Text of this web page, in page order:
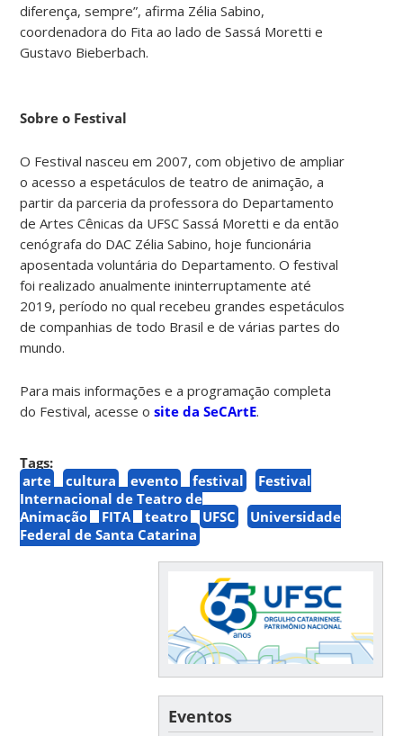
diferença, sempre”, afirma Zélia Sabino,
coordenadora do Fita ao lado de Sassá Moretti e
Gustavo Bieberbach.
Sobre o Festival
O Festival nasceu em 2007, com objetivo de ampliar
o acesso a espetáculos de teatro de animação, a
partir da parceria da professora do Departamento
de Artes Cênicas da UFSC Sassá Moretti e da então
cenógrafa do DAC Zélia Sabino, hoje funcionária
aposentada voluntária do Departamento. O festival
foi realizado anualmente ininterruptamente até
2019, período no qual recebeu grandes espetáculos
de companhias de todo Brasil e de várias partes do
mundo.
Para mais informações e a programação completa
do Festival, acesse osite da SeCArtE.
Tags:
arte
cultura evento festival
Festival
Internacional de Teatro de
Animação
FITA teatro UFSC
Universidade
Federal de Santa Catarina
Eventos